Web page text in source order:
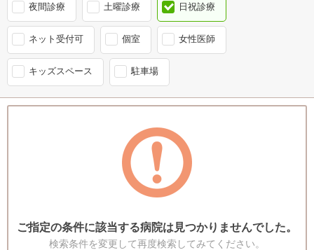
夜間診療 土曜診療 日祝診療
ネット受付可 個室 女性医師
キッズスペース 駐車場
ご指定の条件に該当する病院は見つかりませんでした。
検索条件を変更して再度検索してみてください。